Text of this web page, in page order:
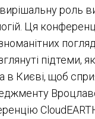
роль
Ця
підтеми,
в Києві, щоб